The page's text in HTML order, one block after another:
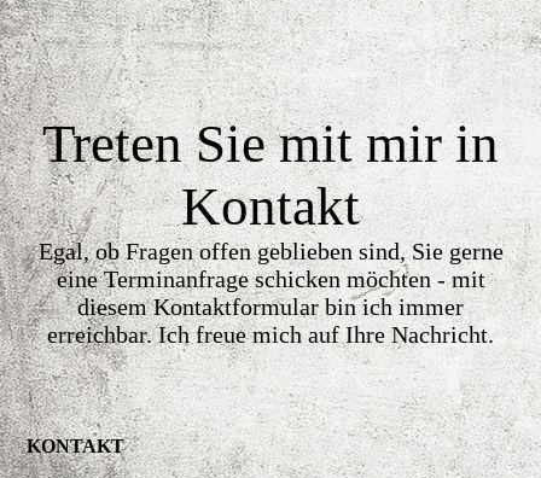
Treten Sie mit mir in
Kontakt
Egal, ob Fragen offen geblieben sind, Sie gerne
eine Terminanfrage schicken möchten - mit
diesem Kontaktformular bin ich immer
erreichbar. Ich freue mich auf Ihre Nachricht.
KONTAKT